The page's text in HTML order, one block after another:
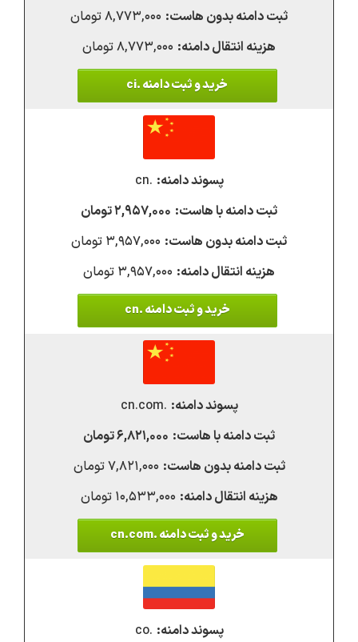
۸,۷۷۳,۰۰۰ تومان
۸,۷۷۳,۰۰۰ تومان
خرید و ثبت دامنه .ci
.cn
۲,۹۵۷,۰۰۰ تومان
۳,۹۵۷,۰۰۰ تومان
۳,۹۵۷,۰۰۰ تومان
خرید و ثبت دامنه .cn
.cn.com
۶,۸۲۱,۰۰۰ تومان
۷,۸۲۱,۰۰۰ تومان
۱۰,۵۳۳,۰۰۰ تومان
خرید و ثبت دامنه .cn.com
.co